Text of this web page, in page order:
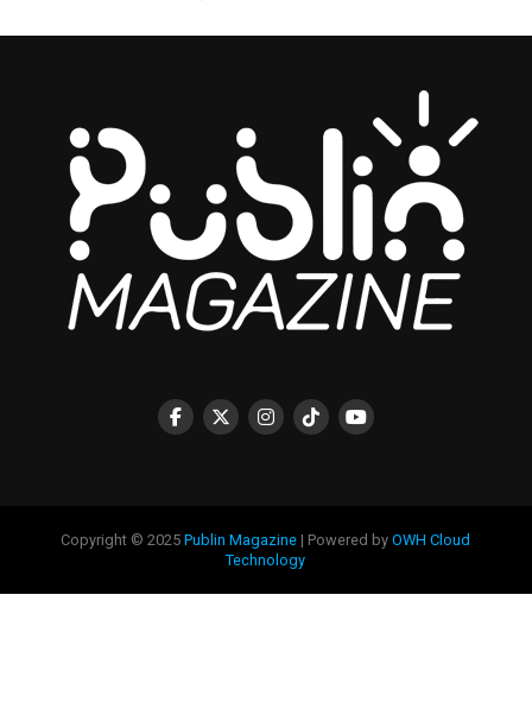
Copyright © 2025Publin Magazine | Powered byOWH Cloud
Technology